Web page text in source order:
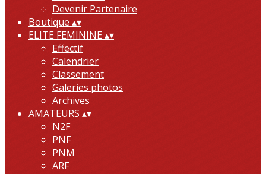
Devenir Partenaire
Boutique ▴▾
ELITE FEMININE▴▾
Effectif
Calendrier
Classement
Galeries photos
Archives
AMATEURS ▴▾
N2F
PNF
PNM
ARF